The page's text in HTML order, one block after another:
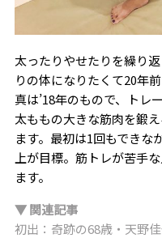
太ったりやせたりを繰り
りの体になりたくて20年
真は’18年のもので、トレ
太ももの大きな筋肉を鍛
ます。最初は1回もできな
上が目標。筋トレが苦手
ます。
▼ 関連記事
初出：奇跡の68歳・天野